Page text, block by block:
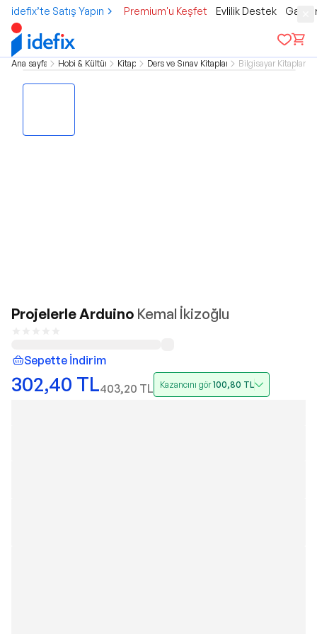
idefix’te Satış Yapın Premium'u Keşfet Evlilik Destek
Ana sayfa Hobi & Kültür Kitap Ders ve Sınav Kitapları Bilgisayar Kitapları
Projelerle Arduino Kemal İkizoğlu
Sepette İndirim
302,40 TL403,20 TL Kazancını gör100,80 TL